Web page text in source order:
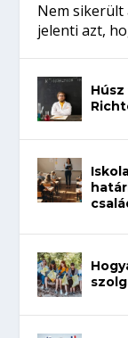
Nem sikerült
jelenti azt,